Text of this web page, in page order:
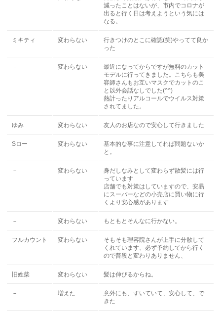
減ったことはないが、市内でコロナが
出ると行く日は考えようという気には
なる。
ミキティ 変わらない
行きつけのとこに確認(笑)やってて良か
った
－ 変わらない
最近になってからですが無料のカット
モデルに行ってきました。こちらも美
容師さんもお互いマスクでカットのこ
と以外会話なしでした(^^)
熱計ったりアルコールでウイルス対策
されてました。
ゆみ 変わらない 友人のお店なので安心して行きました
Sロー 変わらない
基本的な事に注意してれば問題ないか
と。
－ 変わらない
身だしなみとして変わらず散髪には行
っています
店舗でも対策はしていますので、安易
にスーパーなどの小売店に買い物に行
くより安心感があります
－ 変わらない もともとそんなに行かない。
フルカウント 変わらない
そもそも理容院さんが上手に分散して
くれています、必ず予約してから行く
ので普段と変わりありません、
旧姓柴 変わらない 髪は伸びるからね。
－ 増えた
意外にも、すいていて、安心して、で
きた